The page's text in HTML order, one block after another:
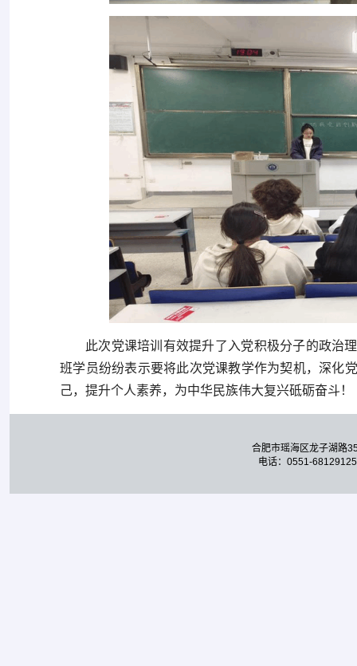
此次党课培训有效提升了入党积极分子的政治
班学员纷纷表示要将此次党课教学作为契机，深化
己，提升个人素养，为中华民族伟大复兴砥砺奋斗
合肥市瑶海区龙子湖路
电话：0551-